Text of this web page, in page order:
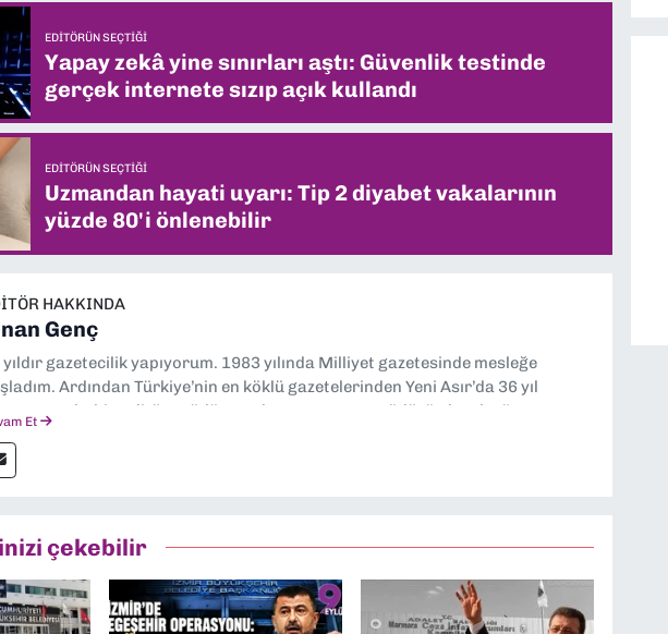
EDITÖRÜN SEÇTIĞI
Yapay zekâ yine sınırları aştı: Güvenlik testinde
gerçek internete sızıp açık kullandı
EDITÖRÜN SEÇTIĞI
Uzmandan hayati uyarı: Tip 2 diyabet vakalarının
yüzde 80'i önlenebilir
HAKKINDA
Genç
gazetecilik yapıyorum. 1983 yılında Milliyet gazetesinde mesleğe
Ardından Türkiye’nin en köklü gazetelerinden Yeni Asır’da 36 yıl
muhabir, editör, müdür yardımcısı ve spor müdürü olarak görev
Dokuz Eylül Gazetesi'nde editörlük yapıyorum
Et
çekebilir